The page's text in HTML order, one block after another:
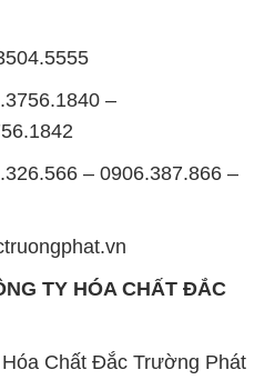
–
– 0906.387.866 –
TY HÓA CHẤT ĐẮC
Chất Đắc Trường Phát